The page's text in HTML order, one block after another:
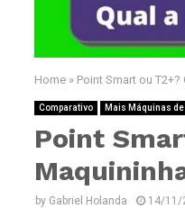
Home » Point Smart ou
Comparativo Mais Máquinas
Point
by Gabriel Holanda 14/11/